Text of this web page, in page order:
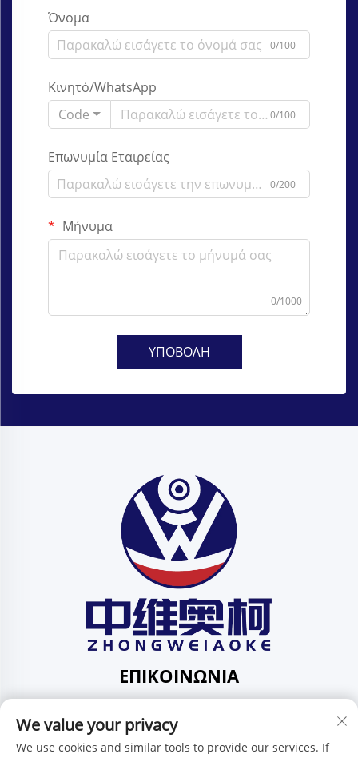
Όνομα
0/100
Κινητό/WhatsApp
Code
0/100
Επωνυμία Εταιρείας
0/200
Μήνυμα
0/1000
ΥΠΟΒΟΛΗ
ΕΠΙΚΟΙΝΩΝΊΑ
Pingdi Subdistrict shenzhen guangdong Κίνα
Τηλ.:+86-15986647296
We value your privacy
We use cookies and similar tools to provide our services. If